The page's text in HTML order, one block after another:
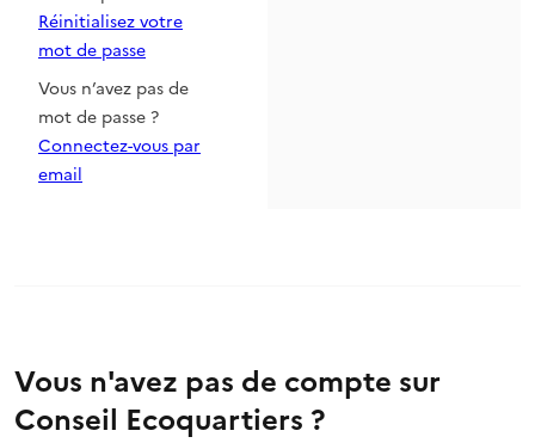
Réinitialisez votre
mot de passe
Vous n’avez pas de
mot de passe ?
Connectez-vous par
email
Vous n'avez pas de compte sur
Conseil Ecoquartiers ?